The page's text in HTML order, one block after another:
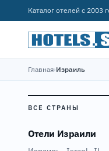
Каталог отелей с 2003
Главная›Израиль
ВСЕ СТРАНЫ
Отели Израили